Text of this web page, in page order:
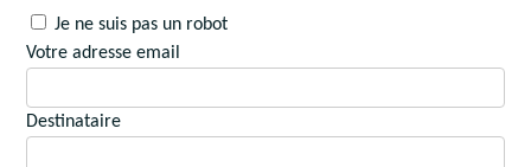
Je ne suis pas un robot
Votre adresse email
Destinataire